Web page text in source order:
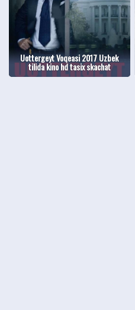
Uottergeyt Voqeasi 2017 Uzbek
tilida kino hd tasix skachat